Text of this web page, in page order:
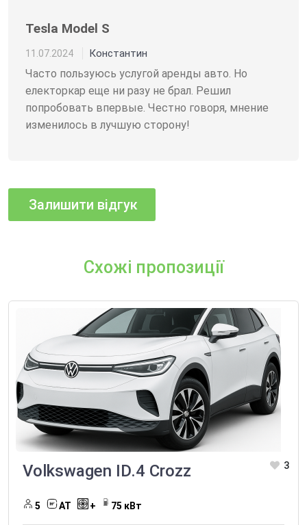
Tesla Model S
11.07.2024 Константин
Часто пользуюсь услугой аренды авто. Но
електоркар еще ни разу не брал. Решил
попробовать впервые. Честно говоря, мнение
изменилось в лучшую сторону!
Схожі пропозиції
Volkswagen ID.4 Crozz 3
5 AT + 75 кВт